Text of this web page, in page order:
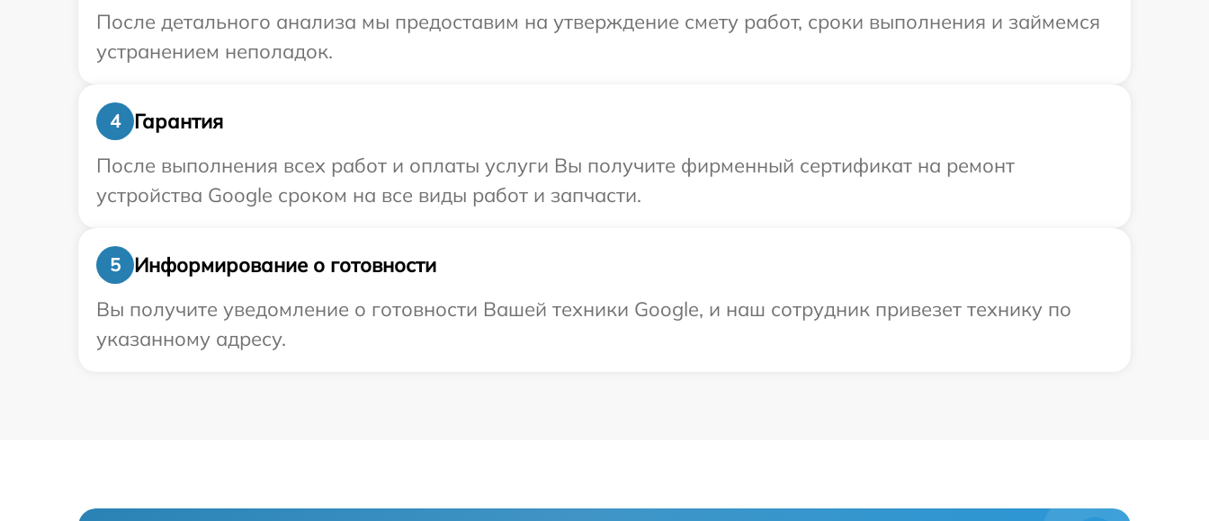
После детального анализа мы предоставим на утверждение смету работ, сроки выполнения и займемся
устранением неполадок.
4
Гарантия
После выполнения всех работ и оплаты услуги Вы получите фирменный сертификат на ремонт
устройства Google сроком на все виды работ и запчасти.
5
Информирование о готовности
Вы получите уведомление о готовности Вашей техники Google, и наш сотрудник привезет технику по
указанному адресу.